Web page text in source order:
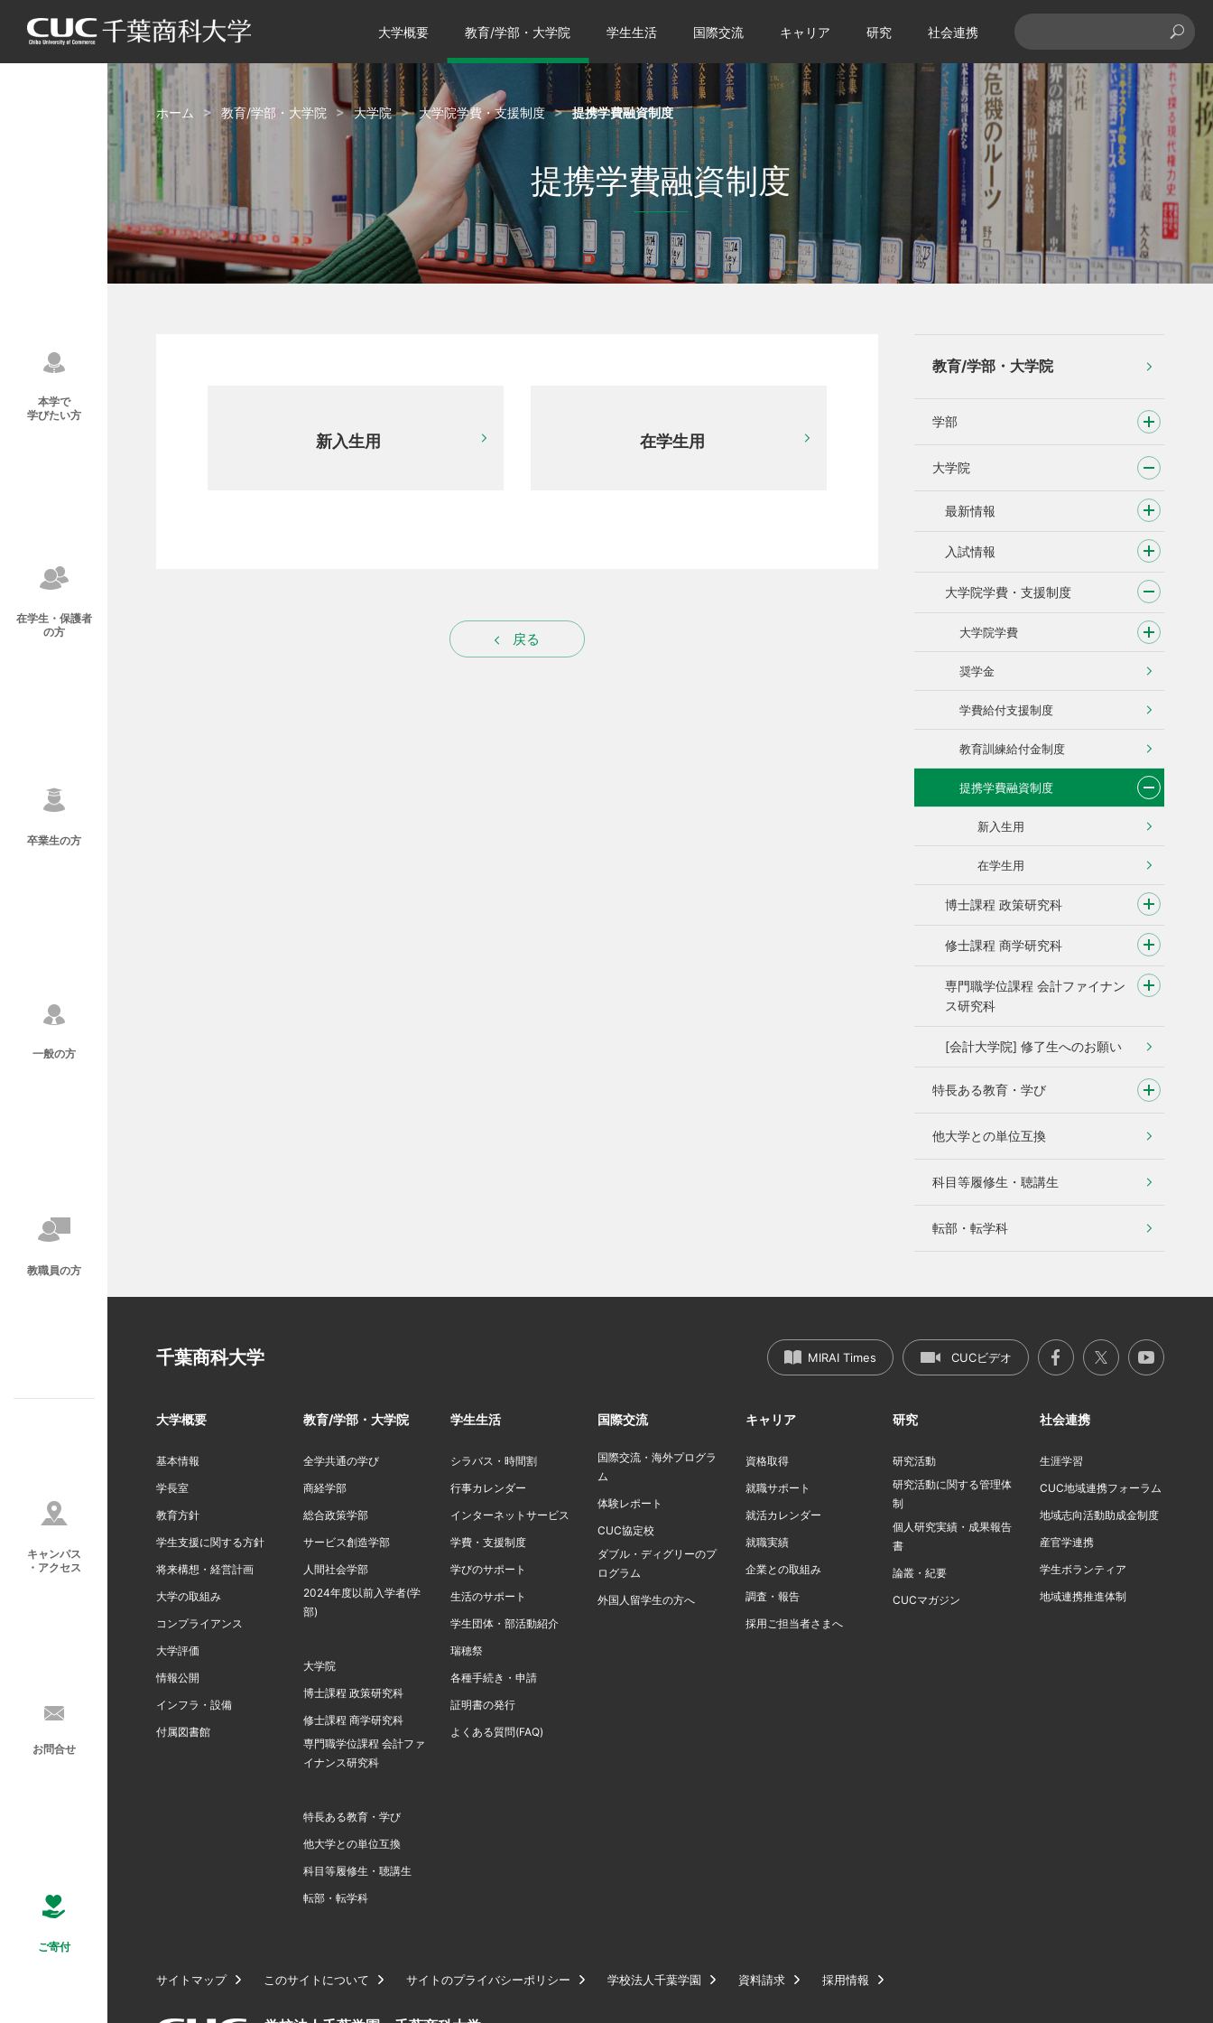
大学概要 教育/学部・大学院 学生生活 国際交流 キャリア 研究 社会連携
ホーム 教育/学部・大学院 大学院 大学院学費・支援制度 提携学費融資制度
提携学費融資制度
新入生用 在学生用
戻る
教育/学部・大学院
学部
大学院
最新情報
入試情報
大学院学費・支援制度
大学院学費
奨学金
学費給付支援制度
教育訓練給付金制度
提携学費融資制度
新入生用
在学生用
博士課程 政策研究科
修士課程 商学研究科
専門職学位課程 会計ファイナン
ス研究科
[会計大学院] 修了生へのお願い
特長ある教育・学び
他大学との単位互換
科目等履修生・聴講生
転部・転学科
千葉商科大学 MIRAI Times CUCビデオ
大学概要
基本情報
学長室
教育方針
学生支援に関する方針
将来構想・経営計画
大学の取組み
コンプライアンス
大学評価
情報公開
インフラ・設備
付属図書館
教育/学部・大学院
全学共通の学び
商経学部
総合政策学部
サービス創造学部
人間社会学部
2024年度以前入学者(学
部)
大学院
博士課程 政策研究科
修士課程 商学研究科
専門職学位課程 会計ファ
イナンス研究科
特長ある教育・学び
他大学との単位互換
科目等履修生・聴講生
転部・転学科
学生生活
シラバス・時間割
行事カレンダー
インターネットサービス
学費・支援制度
学びのサポート
生活のサポート
学生団体・部活動紹介
瑞穂祭
各種手続き・申請
証明書の発行
よくある質問(FAQ)
国際交流
国際交流・海外プログラ
ム
体験レポート
CUC協定校
ダブル・ディグリーのプ
ログラム
外国人留学生の方へ
キャリア
資格取得
就職サポート
就活カレンダー
就職実績
企業との取組み
調査・報告
採用ご担当者さまへ
研究
研究活動
研究活動に関する管理体
制
個人研究実績・成果報告
書
論叢・紀要
CUCマガジン
社会連携
生涯学習
CUC地域連携フォーラム
地域志向活動助成金制度
産官学連携
学生ボランティア
地域連携推進体制
サイトマップ このサイトについて サイトのプライバシーポリシー 学校法人千葉学園 資料請求 採用情報
本学で
学びたい方
在学生・保護者
の方
卒業生の方
一般の方
教職員の方
キャンパス
・アクセス
お問合せ
ご寄付